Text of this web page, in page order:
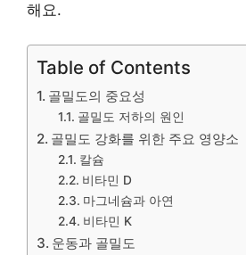
해요.
Table of Contents
골밀도의 중요성
골밀도 저하의 원인
골밀도 강화를 위한 주요 영양소
칼슘
비타민 D
마그네슘과 아연
비타민 K
운동과 골밀도